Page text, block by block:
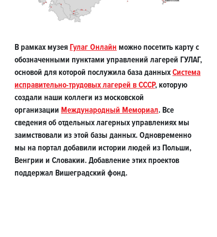
В рамках музеяГулаг Онлайн можно посетить карту с
обозначенными пунктами управлений лагерей ГУЛАГ,
основой для которой послужила база данныхСистема
исправительно-трудовых лагерей в СССР, которую
создали наши коллеги из московской
организации Международный Мемориал. Все
сведения об отдельных лагерных управлениях мы
заимствовали из этой базы данных. Одновременно
мы на портал добавили истории людей из Польши,
Венгрии и Словакии. Добавление этих проектов
поддержал Вишеградский фонд.